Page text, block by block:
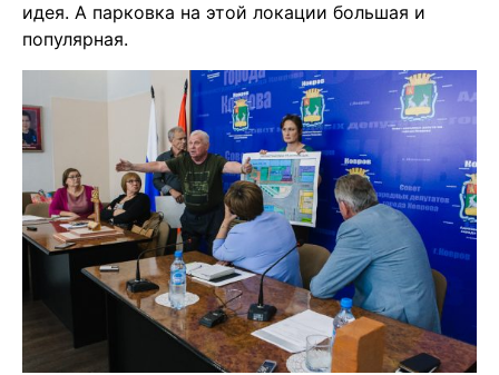
идея. А парковка на этой локации большая и
популярная.